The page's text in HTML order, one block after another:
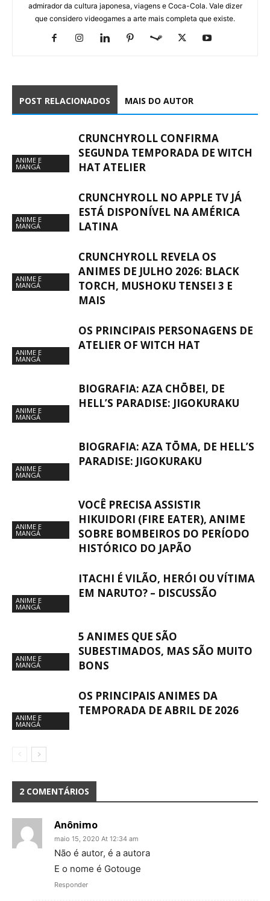
admirador da cultura japonesa, viagens e Coca-Cola. Vale dizer
que considero videogames a arte mais completa que existe.
POST RELACIONADOS MAIS DO AUTOR
ANIME E
MANGÁ
CRUNCHYROLL CONFIRMA
SEGUNDA TEMPORADA DE WITCH
HAT ATELIER
ANIME E
MANGÁ
CRUNCHYROLL NO APPLE TV JÁ
ESTÁ DISPONÍVEL NA AMÉRICA
LATINA
ANIME E
MANGÁ
CRUNCHYROLL REVELA OS
ANIMES DE JULHO 2026: BLACK
TORCH, MUSHOKU TENSEI 3 E
MAIS
ANIME E
MANGÁ
OS PRINCIPAIS PERSONAGENS DE
ATELIER OF WITCH HAT
ANIME E
MANGÁ
BIOGRAFIA: AZA CHŌBEI, DE
HELL’S PARADISE: JIGOKURAKU
ANIME E
MANGÁ
BIOGRAFIA: AZA TŌMA, DE HELL’S
PARADISE: JIGOKURAKU
ANIME E
MANGÁ
VOCÊ PRECISA ASSISTIR
HIKUIDORI (FIRE EATER), ANIME
SOBRE BOMBEIROS DO PERÍODO
HISTÓRICO DO JAPÃO
ANIME E
MANGÁ
ITACHI É VILÃO, HERÓI OU VÍTIMA
EM NARUTO? – DISCUSSÃO
ANIME E
MANGÁ
5 ANIMES QUE SÃO
SUBESTIMADOS, MAS SÃO MUITO
BONS
ANIME E
MANGÁ
OS PRINCIPAIS ANIMES DA
TEMPORADA DE ABRIL DE 2026
2 COMENTÁRIOS
Anônimo
maio 15, 2020 At 12:34 am
Não é autor, é a autora
E o nome é Gotouge
Responder